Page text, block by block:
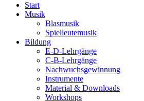
Start
Musik
Blasmusik
Spielleutemusik
Bildung
E-D-Lehrgänge
C-B-Lehrgänge
Nachwuchsgewinnung
Instrumente
Material & Downloads
Workshops